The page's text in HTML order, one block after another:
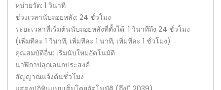
หน่วยวัด: 1 วินาที
ช่วงเวลานับถอยหลัง: 24 ชั่วโมง
ระยะเวลาที่เริ่มต้นนับถอยหลังที่ตั้งได้: 1 วินาทีถึง 24 ชั่วโมง
(เพิ่มทีละ 1 วินาที, เพิ่มทีละ 1 นาที, เพิ่มทีละ 1 ชั่วโมง)
คุณสมบัติอื่น: เริ่มนับใหม่อัตโนมัติ
นาฬิกาปลุกเอนกประสงค์
สัญญาณแจ้งต้นชั่วโมง